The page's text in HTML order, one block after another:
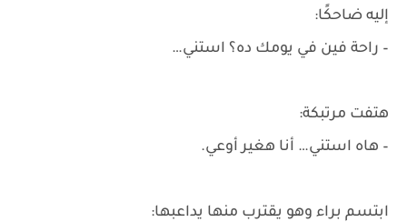
إليه ضاحكًا:
– راحة فين في يومك ده؟ استني…
هتفت مرتبكة:
– هاه استني… أنا هغير أوعي.
ابتسم براء وهو يقترب منها يداعبها: